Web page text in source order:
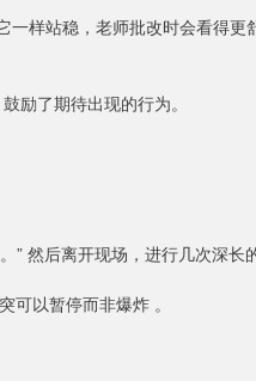
一样站稳，老师批改时会看得更
励了期待出现的行为。
然后离开现场，进行几次深长
以暂停而非爆炸 。